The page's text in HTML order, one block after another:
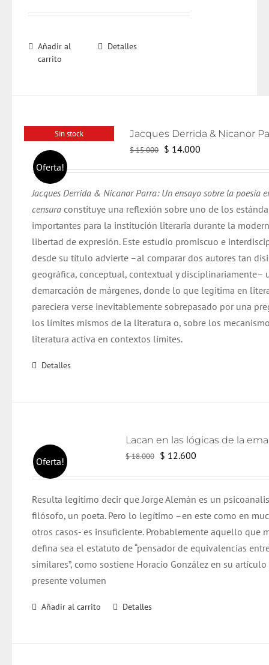
Añadir al
carrito
Detalles
Sin stock
Oferta!
$15.000 El
era:
$ 15.000.
$ 14.000
es:
$ 14.000.
Jacques Derrida & Nicanor Parra: Un ensayo sobre la poesía
censura constituye una reflexión sobre uno de los
importantes para la institución literaria durante la
libertad de expresión. Este estudio promiscuo e
desde su título advierte –al comparar dos autores tan
geográfica, conceptual, contextual y disciplinariamente–
demarcación de márgenes, donde lo que legitima en
pareciera verse inevitablemente sobrepasado por una
los límites mismos de la literatura o, sobre los
literatura activa en contextos límites.
Detalles
Oferta! $18.000 El
era:
$ 18.000.
$ 12.600
es:
$ 12.600.
Resulta legitimo decir que Jorge Alemán es un
filósofo, un poeta. Pero lo legítimo –en este como en
otros casos- es insuficiente. Probablemente aquello que
defina sea el estatuto de “pensador de equivalencias
similares”, como sostiene Horacio González en su
presente volumen
Añadir al carrito Detalles